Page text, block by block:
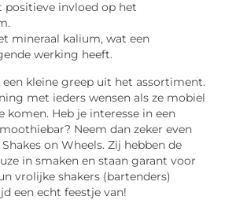
positieve invloed op het
mineraal kalium, wat een
werking heeft.
kleine greep uit het assortiment.
met ieders wensen als ze mobiel
komen. Heb je interesse in een
Neem dan zeker even
on Wheels. Zij hebben de
in smaken en staan garant voor
vrolijke shakers (bartenders)
een echt feestje van!